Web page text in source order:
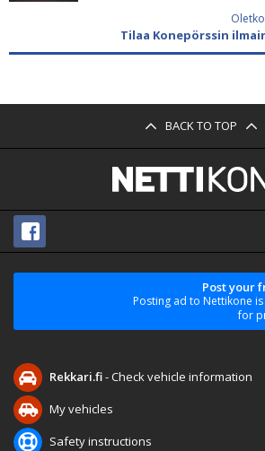
Tilaa Konepörssin
BACK TO TOP
Post your
Posting ad to Nettikone
for
Rekkari.fi- Check vehicle information
My vehicles
Safety instructions